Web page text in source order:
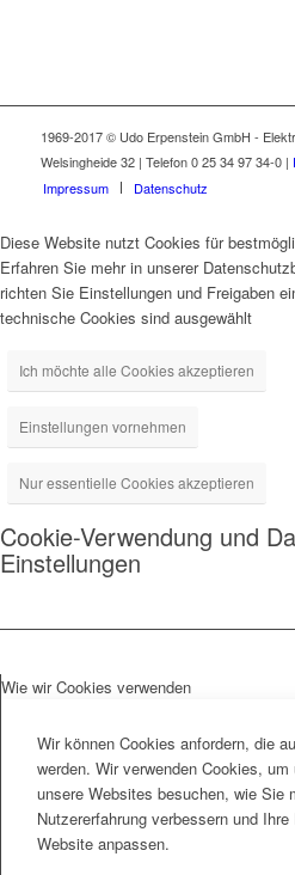
1969-2017 © Udo Erpenstein GmbH -
Welsingheide 32 | Telefon 0 25 34 97 34-0 |
Impressum
Datenschutz
Diese Website nutzt Cookies für
Erfahren Sie mehr in unserer
richten Sie Einstellungen und Freigaben
technische Cookies sind ausgewählt
Ich möchte alle Cookies akzeptieren
Einstellungen vornehmen
Nur essentielle Cookies akzeptieren
Cookie-Verwendung und
Einstellungen
Wie wir Cookies verwenden
Wir können Cookies anfordern, die
werden. Wir verwenden Cookies,
unsere Websites besuchen, wie Sie
Nutzererfahrung verbessern und
Website anpassen.